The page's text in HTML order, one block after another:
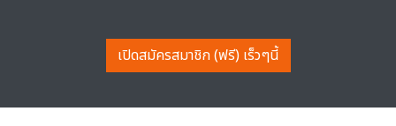
เปิดสมัครสมาชิก (ฟรี) เร็วๆนี้